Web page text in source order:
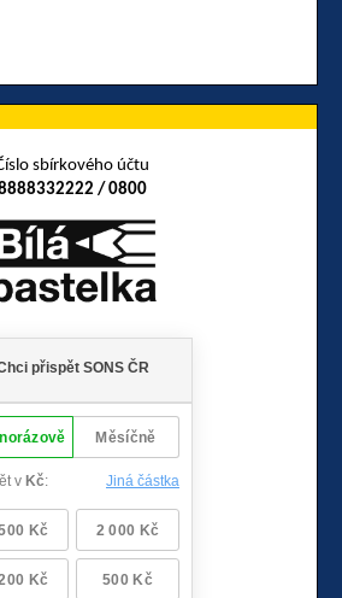
sbírkového účtu
/ 0800